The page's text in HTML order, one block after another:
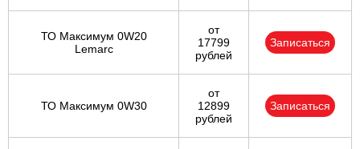
ТО Максимум 0W20
Lemarc
от
17799
рублей
Записаться
ТО Максимум 0W30
от
12899
рублей
Записаться